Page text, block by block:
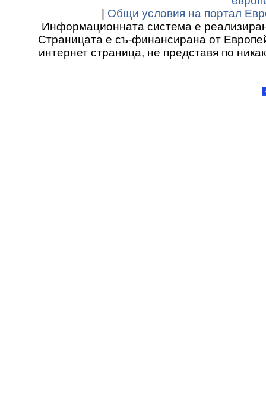
Общи условия на портал
Информационната система е
Страницата е съ-финансирана от
интернет страница, не представя по